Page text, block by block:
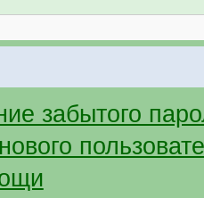
забытого